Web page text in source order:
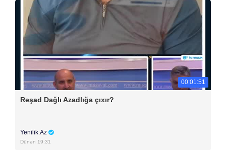
00:01:51
Rəşad Dağlı Azadlığa çıxır?
Yenilik.Az
Dünən 19:31